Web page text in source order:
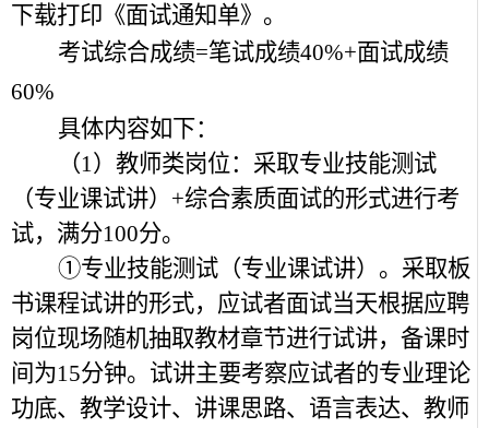
下载打印《面试通知单》。
考试综合成绩=笔试成绩40%+面试成绩
60%
具体内容如下：
（1）教师类岗位：采取专业技能测试
（专业课试讲）+综合素质面试的形式进行考
试，满分100分。
①专业技能测试（专业课试讲）。采取板
书课程试讲的形式，应试者面试当天根据应聘
岗位现场随机抽取教材章节进行试讲，备课时
间为15分钟。试讲主要考察应试者的专业理论
功底、教学设计、讲课思路、语言表达、教师